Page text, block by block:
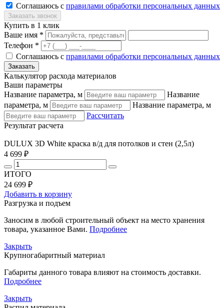
Соглашаюсь с правилами обработки персональных данных
Купить в 1 клик
Ваше имя *
Телефон *
Соглашаюсь с правилами обработки персональных данных
Калькулятор расхода материалов
Ваши параметры
Название параметра, м
Название
параметра, м
Название параметра, м
Рассчитать
Результат расчета
DULUX 3D White краска в/д для потолков и стен (2,5л)
4 699 ₽
ИТОГО
24 699 ₽
Добавить в корзину
Разгрузка и подъем
Заносим в любой строительный объект на место хранения
товара, указанное Вами. Подробнее
Закрыть
Крупногабаритный материал
Габариты данного товара влияют на стоимость доставки.
Подробнее
Закрыть